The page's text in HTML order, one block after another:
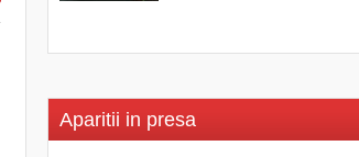
Aparitii in presa